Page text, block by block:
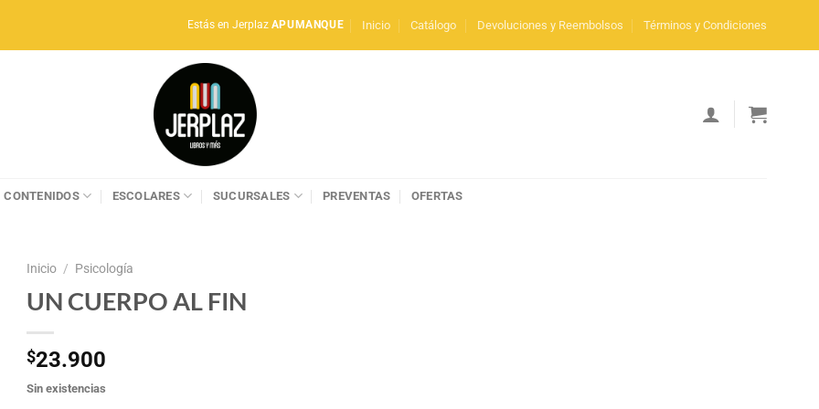
Estás en Jerplaz APUMANQUE Inicio Catálogo Devoluciones y Reembolsos Términos y Condiciones
CONTENIDOS ESCOLARES SUCURSALES PREVENTAS OFERTAS
Inicio / Psicología
UN CUERPO AL FIN
$23.900
Sin existencias